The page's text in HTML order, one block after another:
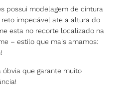
possui modelagem de cintura
impecável ate a altura do
esta no recorte localizado na
– estilo que mais amamos:
óbvia que garante muito